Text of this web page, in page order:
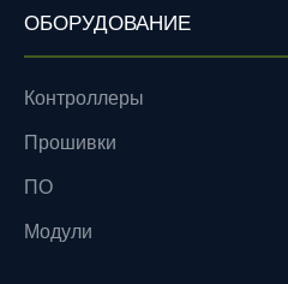
ОБОРУДОВАНИЕ
Контроллеры
Прошивки
ПО
Модули